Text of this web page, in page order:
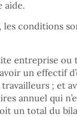
aide.
les conditions
entreprise ou
un effectif
; et
annuel qui
un total du